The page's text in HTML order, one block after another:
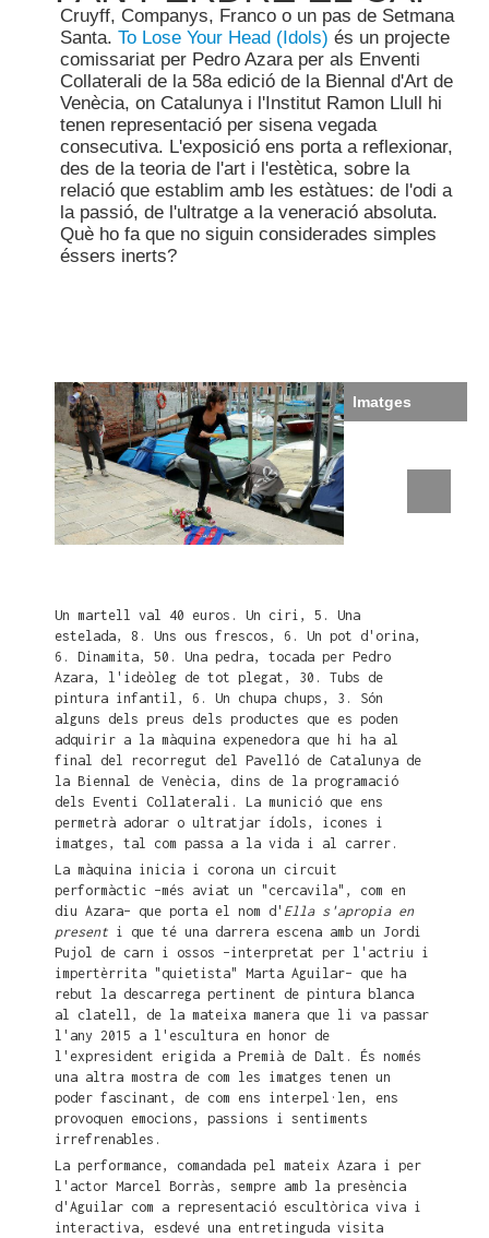
Cruyff, Companys, Franco o un pas de Setmana
Santa. To Lose Your Head (Idols) és un projecte
comissariat per Pedro Azara per als Enventi
Collaterali de la 58a edició de la Biennal d'Art de
Venècia, on Catalunya i l'Institut Ramon Llull hi
tenen representació per sisena vegada
consecutiva. L'exposició ens porta a reflexionar,
des de la teoria de l'art i l'estètica, sobre la
relació que establim amb les estàtues: de l'odi a
la passió, de l'ultratge a la veneració absoluta.
Què ho fa que no siguin considerades simples
éssers inerts?
Imatges
Un martell val 40 euros. Un ciri, 5. Una
estelada, 8. Uns ous frescos, 6. Un pot d'orina,
6. Dinamita, 50. Una pedra, tocada per Pedro
Azara, l'ideòleg de tot plegat, 30. Tubs de
pintura infantil, 6. Un chupa chups, 3. Són
alguns dels preus dels productes que es poden
adquirir a la màquina expenedora que hi ha al
final del recorregut del Pavelló de Catalunya de
la Biennal de Venècia, dins de la programació
dels Eventi Collaterali. La munició que ens
permetrà adorar o ultratjar ídols, icones i
imatges, tal com passa a la vida i al carrer.
La màquina inicia i corona un circuit
performàctic –més aviat un "cercavila", com en
diu Azara– que porta el nom d' Ella s'apropia en
present i que té una darrera escena amb un Jordi
Pujol de carn i ossos –interpretat per l'actriu i
impertèrrita "quietista" Marta Aguilar– que ha
rebut la descarrega pertinent de pintura blanca
al clatell, de la mateixa manera que li va passar
l'any 2015 a l'escultura en honor de
l'expresident erigida a Premià de Dalt. És només
una altra mostra de com les imatges tenen un
poder fascinant, de com ens interpel·len, ens
provoquen emocions, passions i sentiments
irrefrenables.
La performance, comandada pel mateix Azara i per
l'actor Marcel Borràs, sempre amb la presència
d'Aguilar com a representació escultòrica viva i
interactiva, esdevé una entretinguda visita